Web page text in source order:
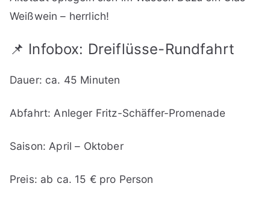
Weißwein – herrlich!
📌 Infobox: Dreiflüsse-Rundfahrt
Dauer: ca. 45 Minuten
Abfahrt: Anleger Fritz-Schäffer-Promenade
Saison: April – Oktober
Preis: ab ca. 15 € pro Person